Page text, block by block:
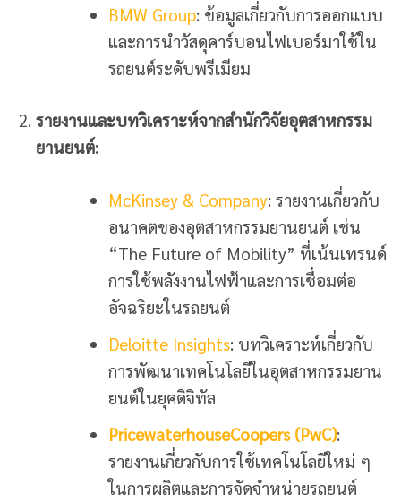
BMW Group: ข้อมูลเกี่ยวกับการออกแบบ
และการนำวัสดุคาร์บอนไฟเบอร์มาใช้ใน
รถยนต์ระดับพรีเมียม
รายงานและบทวิเคราะห์จากสำนักวิจัยอุตสาหกรรม
ยานยนต์:
McKinsey & Company: รายงานเกี่ยวกับ
อนาคตของอุตสาหกรรมยานยนต์ เช่น
“The Future of Mobility” ที่เน้นเทรนด์
การใช้พลังงานไฟฟ้าและการเชื่อมต่อ
อัจฉริยะในรถยนต์
Deloitte Insights: บทวิเคราะห์เกี่ยวกับ
การพัฒนาเทคโนโลยีในอุตสาหกรรมยาน
ยนต์ในยุคดิจิทัล
PricewaterhouseCoopers (PwC):
รายงานเกี่ยวกับการใช้เทคโนโลยีใหม่ ๆ
ในการผลิตและการจัดจำหน่ายรถยนต์